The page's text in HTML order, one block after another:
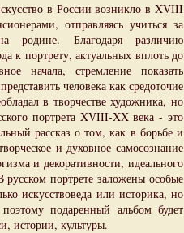
в России возникло в XVIII
отправляясь учиться за
родине. Благодаря различию
к портрету, актуальных вплоть до
начала, стремление показать
человека как средоточие
в творчестве художника, но
портрета XVIII-XX века - это
рассказ о том, как в борьбе и
и духовное самосознание
и декоративности, идеального
портрете заложены особые
искусствоведа или историка, но
подаренный альбом будет
истории, культуры.